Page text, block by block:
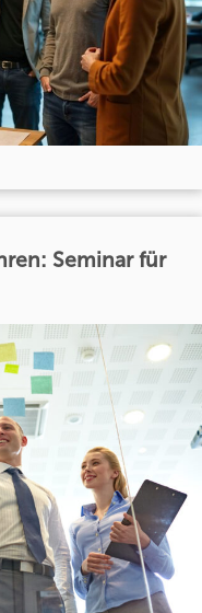
Seminar für